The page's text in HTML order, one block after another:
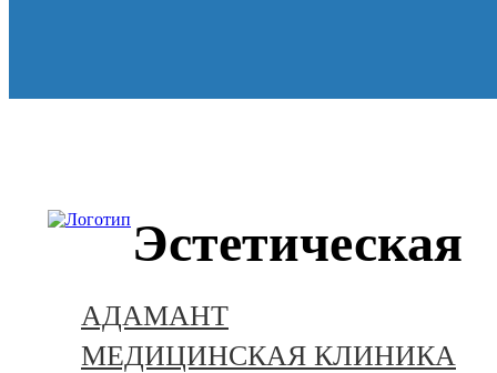
АДАМАНТ
МЕДИЦИНСКАЯ КЛИНИКА
Эстетическая